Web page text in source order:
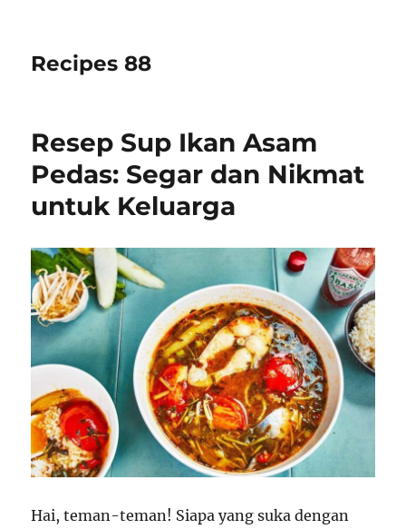
Recipes 88
Resep Sup Ikan Asam
Pedas: Segar dan Nikmat
untuk Keluarga
Hai, teman-teman! Siapa yang suka dengan